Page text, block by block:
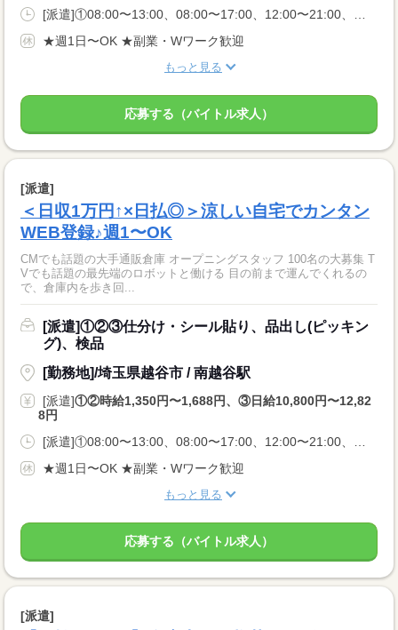
★週1日〜OK ★副業・Wワーク歓迎
もっと見る
応募する（バイトル求人）
[派遣]
＜日収1万円↑×日払◎＞涼しい自宅でカンタン
WEB登録♪週1〜OK
CMでも話題の大手通販倉庫 オープニングスタッフ 100名の大募集 T
Vでも話題の最先端のロボットと働ける 目の前まで運んでくれるの
で、倉庫内を歩き回...
[派遣]①②③仕分け・シール貼り、品出し(ピッキン
グ)、検品
[勤務地]/埼玉県越谷市 / 南越谷駅
[派遣]①②時給1,350円〜1,688円、③日給10,800円〜12,82
8円
★週1日〜OK ★副業・Wワーク歓迎
もっと見る
応募する（バイトル求人）
[派遣]